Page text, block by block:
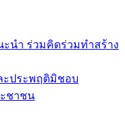
นำ ร่วมคิดร่วมทำสร้าง
ะประพฤติมิชอบ
ชาชน